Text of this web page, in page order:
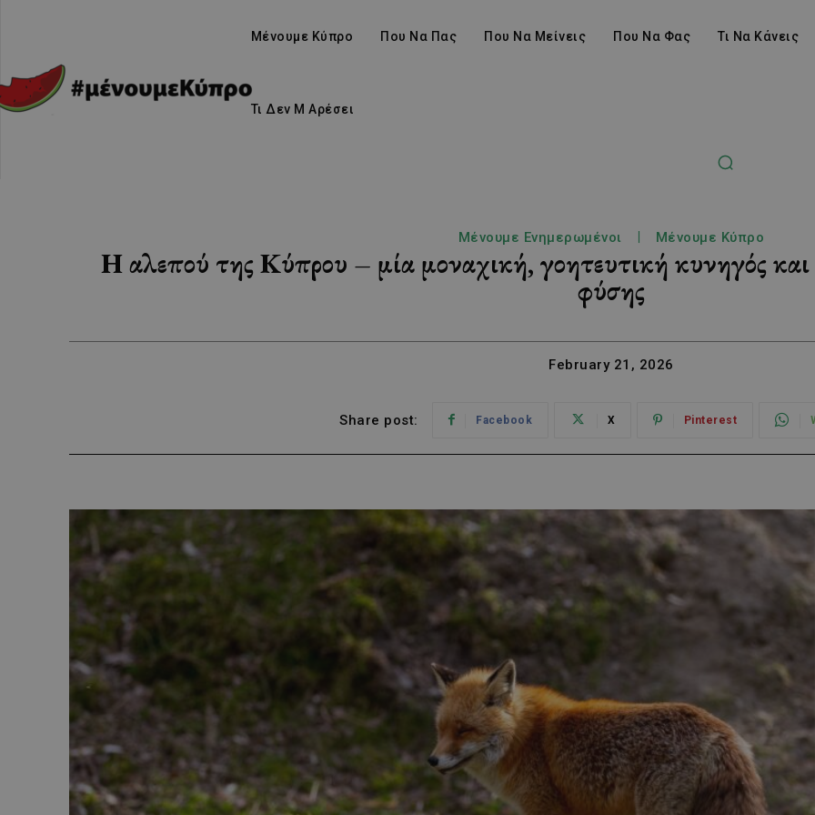
Μένουμε Κύπρο Που Να Πας Που Να Μείνεις Που Να Φας Τι Να Κάνεις
Τι Δεν Μ Αρέσει
Μένουμε Ενημερωμένοι Μένουμε Κύπρο
Η αλεπού της Κύπρου – μία μοναχική, γοητευτική κυνηγός και
φύσης
February 21, 2026
Share post: Facebook X Pinterest